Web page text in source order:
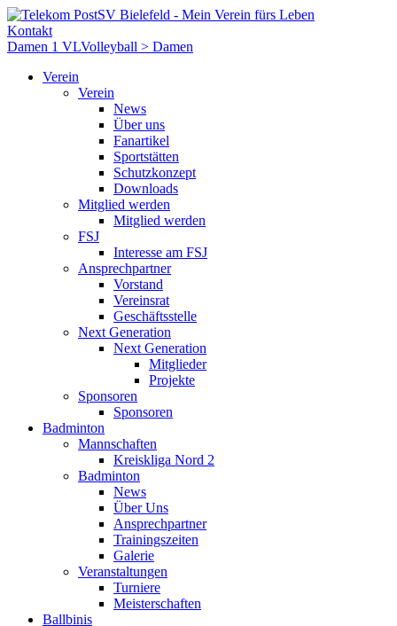
Kontakt
Damen 1 VLVolleyball > Damen
Verein
Verein
News
Über uns
Fanartikel
Sportstätten
Schutzkonzept
Downloads
Mitglied werden
Mitglied werden
FSJ
Interesse am FSJ
Ansprechpartner
Vorstand
Vereinsrat
Geschäftsstelle
Next Generation
Next Generation
Mitglieder
Projekte
Sponsoren
Sponsoren
Badminton
Mannschaften
Kreiskliga Nord 2
Badminton
News
Über Uns
Ansprechpartner
Trainingszeiten
Galerie
Veranstaltungen
Turniere
Meisterschaften
Ballbinis